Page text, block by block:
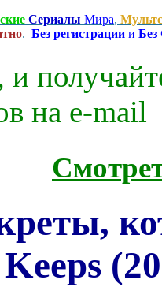
Сериалы Мира,
. Без регистрации и
на e-mаil
Keeps